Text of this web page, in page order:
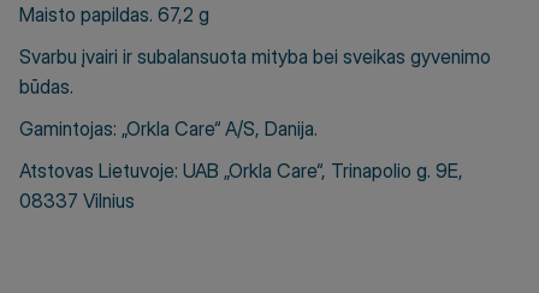
Maisto papildas. 67,2 g
Svarbu įvairi ir subalansuota mityba bei sveikas gyvenimo
būdas.
Gamintojas: „Orkla Care“ A/S, Danija.
Atstovas Lietuvoje: UAB „Orkla Care“, Trinapolio g. 9E,
08337 Vilnius